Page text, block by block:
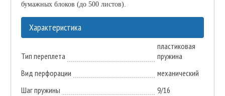
бумажных блоков (до 500 листов).
Характеристика
Тип переплета
пластиковая
пружина
Вид перфорации
механический
Шаг пружины
9/16